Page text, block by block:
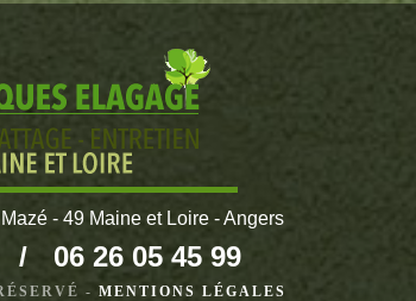
- 49 Maine et Loire - Angers
/ 06 26 05 45 99
- MENTIONS LÉGALES